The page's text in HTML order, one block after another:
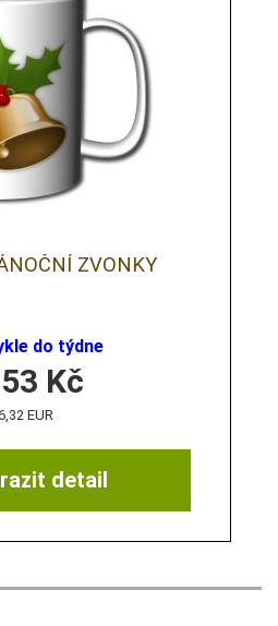
ZVONKY
do týdne
detail
Kč
EUR